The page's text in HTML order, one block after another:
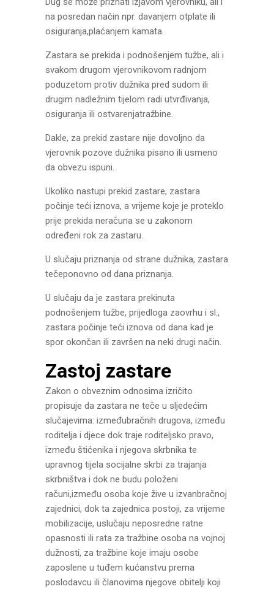
na posredan način npr. davanjem otplate ili
osiguranja,plaćanjem kamata.
Zastara se prekida i podnošenjem tužbe, ali i
svakom drugom vjerovnikovom radnjom
poduzetom protiv dužnika pred sudom ili
drugim nadležnim tijelom radi utvrđivanja,
osiguranja ili ostvarenjatražbine.
Dakle, za prekid zastare nije dovoljno da
vjerovnik pozove dužnika pisano ili usmeno
da obvezu ispuni.
Ukoliko nastupi prekid zastare, zastara
počinje teći iznova, a vrijeme koje je proteklo
prije prekida neračuna se u zakonom
određeni rok za zastaru.
U slučaju priznanja od strane dužnika, zastara
tečeponovno od dana priznanja.
U slučaju da je zastara prekinuta
podnošenjem tužbe, prijedloga zaovrhu i sl.,
zastara počinje teći iznova od dana kad je
spor okončan ili završen na neki drugi način.
Zastoj zastare
Zakon o obveznim odnosima izričito
propisuje da zastara ne teče u sljedećim
slučajevima: izmeđubračnih drugova, između
roditelja i djece dok traje roditeljsko pravo,
između štićenika i njegova skrbnika te
upravnog tijela socijalne skrbi za trajanja
skrbništva i dok ne budu položeni
računi,između osoba koje žive u izvanbračnoj
zajednici, dok ta zajednica postoji, za vrijeme
mobilizacije, uslučaju neposredne ratne
opasnosti ili rata za tražbine osoba na vojnoj
dužnosti, za tražbine koje imaju osobe
zaposlene u tuđem kućanstvu prema
poslodavcu ili članovima njegove obitelji koji